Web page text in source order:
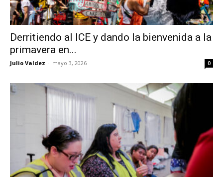
Derritiendo al ICE y dando la bienvenida a la
primavera en...
Julio Valdez - mayo 3, 2026 0